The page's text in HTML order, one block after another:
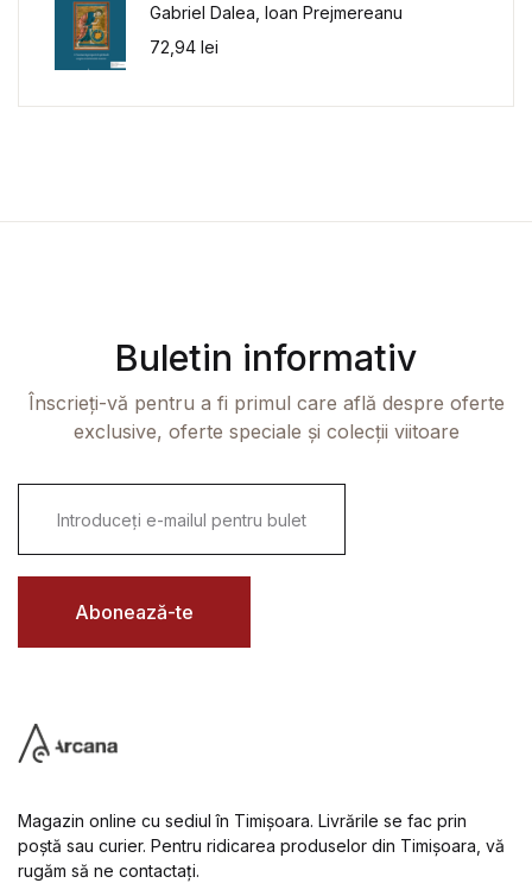
Gabriel Dalea, Ioan Prejmereanu
72,94 lei
Buletin informativ
Înscrieți-vă pentru a fi primul care află despre oferte
exclusive, oferte speciale și colecții viitoare
i
l
Abonează-te
Magazin online cu sediul în Timișoara. Livrările se fac prin
poștă sau curier. Pentru ridicarea produselor din Timișoara, vă
rugăm să ne contactați.